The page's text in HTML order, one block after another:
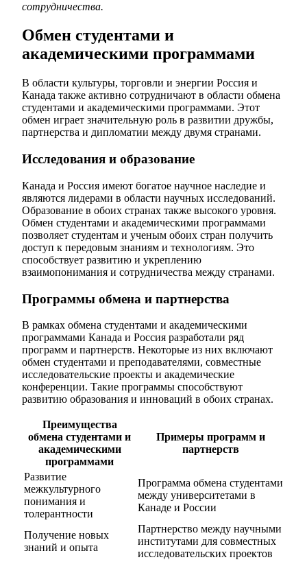
сотрудничества.
Обмен студентами и
академическими программами
В области культуры, торговли и энергии Россия и
Канада также активно сотрудничают в области обмена
студентами и академическими программами. Этот
обмен играет значительную роль в развитии дружбы,
партнерства и дипломатии между двумя странами.
Исследования и образование
Канада и Россия имеют богатое научное наследие и
являются лидерами в области научных исследований.
Образование в обоих странах также высокого уровня.
Обмен студентами и академическими программами
позволяет студентам и ученым обоих стран получить
доступ к передовым знаниям и технологиям. Это
способствует развитию и укреплению
взаимопонимания и сотрудничества между странами.
Программы обмена и партнерства
В рамках обмена студентами и академическими
программами Канада и Россия разработали ряд
программ и партнерств. Некоторые из них включают
обмен студентами и преподавателями, совместные
исследовательские проекты и академические
конференции. Такие программы способствуют
развитию образования и инноваций в обоих странах.
Преимущества
обмена студентами и
академическими
программами
Примеры программ и
партнерств
Развитие
межкультурного
понимания и
толерантности
Программа обмена студентами
между университетами в
Канаде и России
Получение новых
знаний и опыта
Партнерство между научными
институтами для совместных
исследовательских проектов